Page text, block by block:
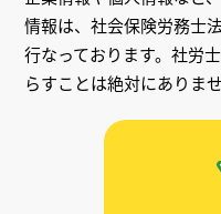
情報は、社会保険労務士
行なっております。社労
らすことは絶対にありま